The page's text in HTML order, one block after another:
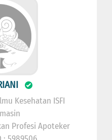
Kesehatan ISFI
Profesi Apoteker